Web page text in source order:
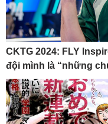
CKTG 2024: FLY
đội mình là “những